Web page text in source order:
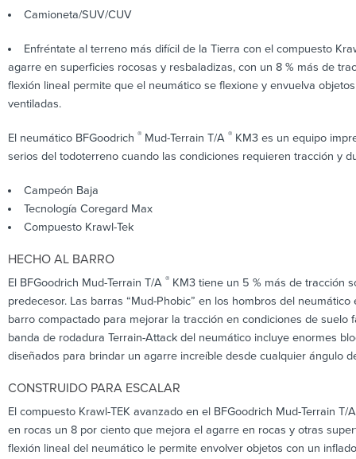
Camioneta/SUV/CUV
Enfréntate al terreno más difícil de la Tierra con el compuesto
agarre en superficies rocosas y resbaladizas, con un 8 % más de
flexión lineal permite que el neumático se flexione y envuelva
ventiladas.
El neumático BFGoodrich ® Mud-Terrain T/A ® KM3 es un equipo
serios del todoterreno cuando las condiciones requieren tracción y
Campeón Baja
Tecnología Coregard Max
Compuesto Krawl-Tek
HECHO AL BARRO
El BFGoodrich Mud-Terrain T/A ® KM3 tiene un 5 % más de tracción
predecesor. Las barras “Mud-Phobic” en los hombros del
barro compactado para mejorar la tracción en condiciones de suelo
banda de rodadura Terrain-Attack del neumático incluye enormes
diseñados para brindar un agarre increíble desde cualquier ángulo
CONSTRUIDO PARA ESCALAR
El compuesto Krawl-TEK avanzado en el BFGoodrich Mud-Terrain T/
en rocas un 8 por ciento que mejora el agarre en rocas y otras
flexión lineal del neumático le permite envolver objetos con un